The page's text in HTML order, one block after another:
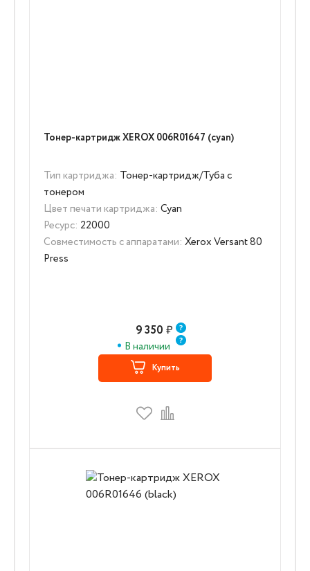
Тонер-картридж XEROX 006R01647 (cyan)
Тип картриджа: Тонер-картридж/Туба с
тонером
Цвет печати картриджа: Cyan
Ресурс: 22000
Совместимость с аппаратами: Xerox Versant 80
Press
9 350 ₽
В наличии
Купить